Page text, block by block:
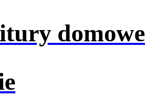
domowe